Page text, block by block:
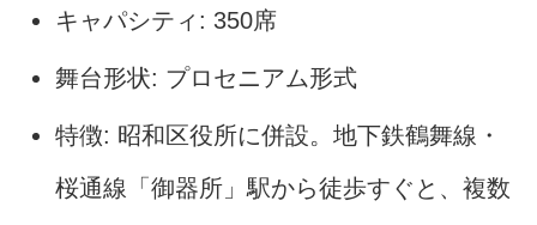
キャパシティ: 350席
舞台形状: プロセニアム形式
特徴: 昭和区役所に併設。地下鉄鶴舞線・
桜通線「御器所」駅から徒歩すぐと、複数